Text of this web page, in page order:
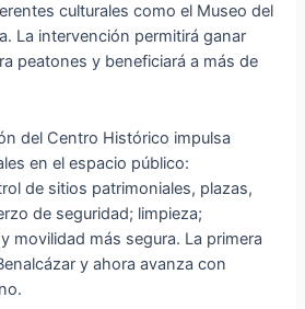
culturales como el Museo del
La intervención permitirá ganar
peatones y beneficiará a más de
del Centro Histórico impulsa
en el espacio público:
de sitios patrimoniales, plazas,
de seguridad; limpieza;
movilidad más segura. La primera
y ahora avanza con